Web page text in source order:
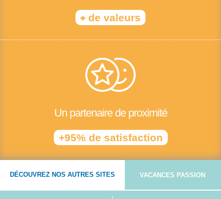
+ de valeurs
Un partenaire de proximité
+95% de satisfaction
DÉCOUVREZ NOS AUTRES SITES VACANCES PASSION